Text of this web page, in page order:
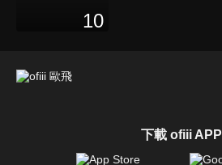
10
下載 ofiii APP